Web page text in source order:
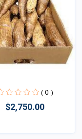
( 0 )
$2,750.00